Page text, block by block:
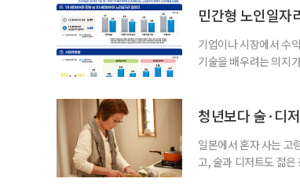
이 91.5%에 달했다는
민간형 노인일자
기업이나 시장에서 수
기술을 배우려는 의지
비부머 세대 가운데 노
청년보다 술·디
일본에서 혼자 사는 고
고, 술과 디저트도 젊은